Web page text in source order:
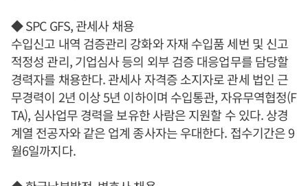
◆ SPC GFS, 관세사 채용
수입신고 내역 검증관리 강화와 자재 수입품 세번 및 신고
적정성 관리, 기업심사 등의 외부 검증 대응업무를 담당할
경력자를 채용한다. 관세사 자격증 소지자로 관세 법인 근
무경력이 2년 이상 5년 이하이며 수입통관, 자유무역협정(F
TA), 심사업무 경력을 보유한 사람은 지원할 수 있다. 상경
계열 전공자와 같은 업계 종사자는 우대한다. 접수기간은 9
월6일까지다.